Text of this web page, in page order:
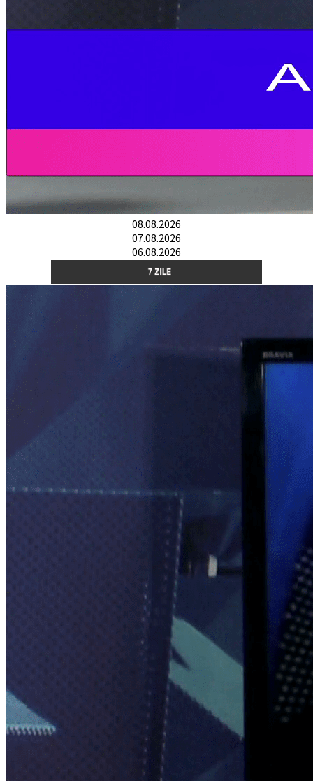
08.08.2026
07.08.2026
06.08.2026